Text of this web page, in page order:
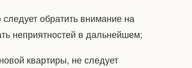
обратить внимание на
неприятностей в дальнейшем;
квартиры, не следует